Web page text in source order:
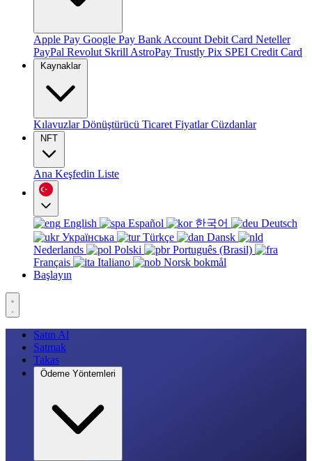
Apple Pay Google Pay Bank Account Debit Card Neteller
PayPal Revolut Skrill AstroPay Trustly Pix SPEI Credit Card
Kaynaklar
KılavuzlarDönüştürücü Ticaret FiyatlarCüzdanlar
NFT
Ana Keşfedin Liste
English Español 한국어
Deutsch
Українська
Türkçe
Dansk
Nederlands
Polski
Português (Brasil)
Français
Italiano
Norsk bokmål
Başlayın
Satın Al
Satmak
Takas
Ödeme Yöntemleri